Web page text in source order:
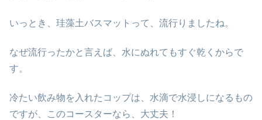
いっとき、珪藻土バスマットって、流行りましたね。
なぜ流行ったかと言えば、水にぬれてもすぐ乾くからで
す。
冷たい飲み物を入れたコップは、水滴で水浸しになるもの
ですが、このコースターなら、大丈夫！